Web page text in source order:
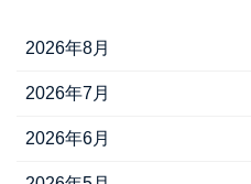
2026年8月
2026年7月
2026年6月